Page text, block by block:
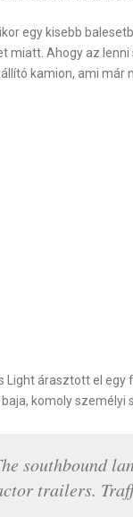
egy kisebb
miatt. Ahogy az
kamion, ami már
Light árasztott el
komoly személyi
southbound
trailers.